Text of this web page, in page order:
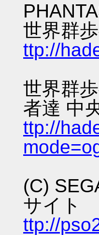
世界群
ttp://
世界群
者達 中
ttp://
(C)
サイト
ttp://